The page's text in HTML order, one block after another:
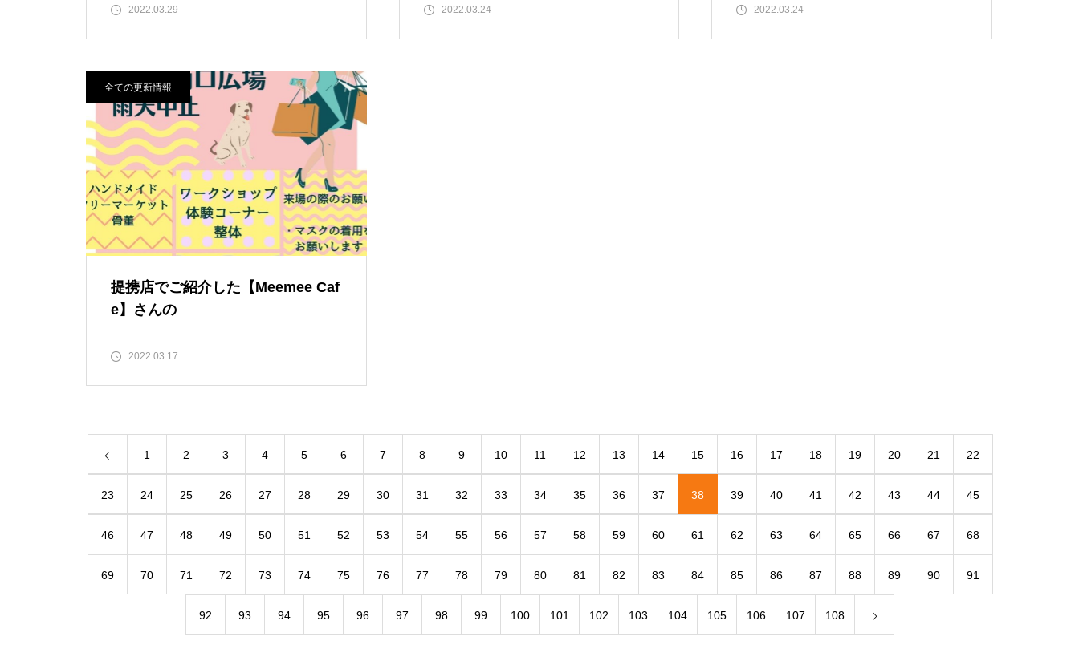
2022.03.29 2022.03.24 2022.03.24
全ての更新情報
提携店でご紹介した【Meemee Caf
e】さんの
2022.03.17
1 2 3 4 5 6 7 8 9 10 11 12 13 14 15 16 17 18 19 20 21 22
23 24 25 26 27 28 29 30 31 32 33 34 35 36 37 38 39 40 41 42 43 44 45
46 47 48 49 50 51 52 53 54 55 56 57 58 59 60 61 62 63 64 65 66 67 68
69 70 71 72 73 74 75 76 77 78 79 80 81 82 83 84 85 86 87 88 89 90 91
92 93 94 95 96 97 98 99 100 101 102 103 104 105 106 107 108